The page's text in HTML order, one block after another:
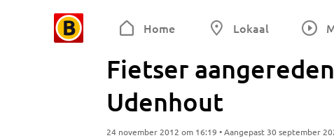
Home Lokaal
Fietser
Udenhout
24 november 2012 om 16:19 • Aangepast 30 september